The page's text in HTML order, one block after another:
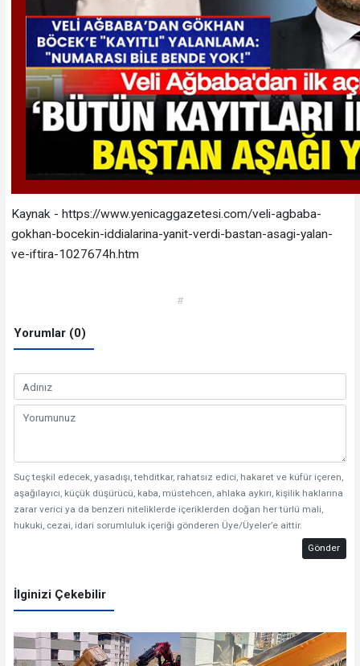
Kaynak - https://www.yenicaggazetesi.com/veli-agbaba-
gokhan-bocekin-iddialarina-yanit-verdi-bastan-asagi-yalan-
ve-iftira-1027674h.htm
#
Yorumlar (0)
Suç teşkil edecek, yasadışı, tehditkar, rahatsız edici, hakaret ve küfür içeren,
aşağılayıcı, küçük düşürücü, kaba, müstehcen, ahlaka aykırı, kişilik haklarına
zarar verici ya da benzeri niteliklerde içeriklerden doğan her türlü mali,
hukuki, cezai, idari sorumluluk içeriği gönderen Üye/Üyeler’e aittir.
Gönder
İlginizi Çekebilir